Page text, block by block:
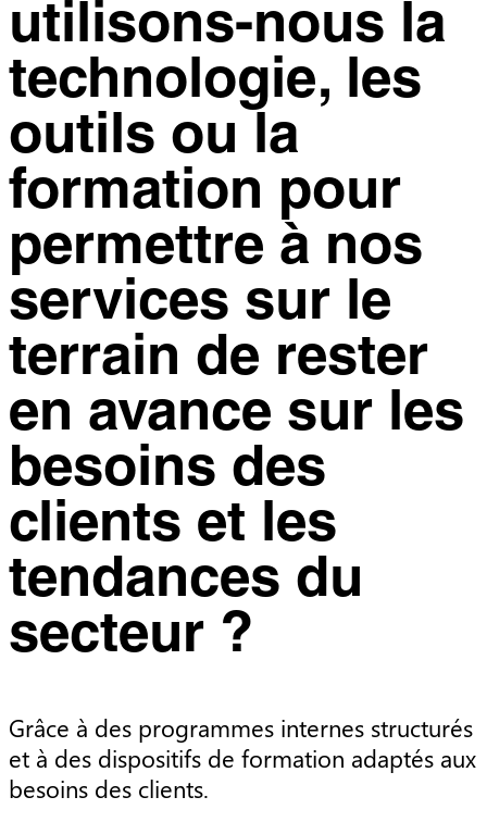
utilisons-nous la
technologie, les
outils ou la
formation pour
permettre à nos
services sur le
terrain de rester
en avance sur les
besoins des
clients et les
tendances du
secteur ?
Grâce à des programmes internes structurés
et à des dispositifs de formation adaptés aux
besoins des clients.